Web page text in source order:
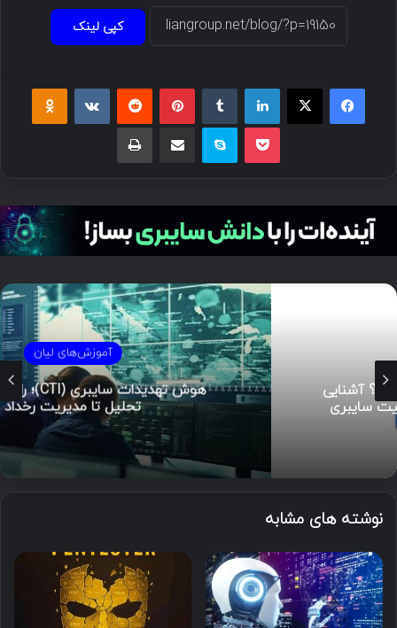
کپی لینک
فیسبوک ایکس لینکداین پینتریست
پاکت اسکایپ چاپ
آموزش‌های لیان
هوش تهدیدات سایبری (CTI)؛ راهنمای جامع از
تحلیل تا مدیریت رخداد
نوشته های مشابه